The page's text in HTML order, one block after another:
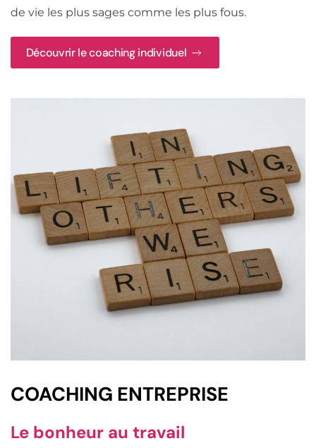
de vie les plus sages comme les plus fous.
Découvrir le coaching individuel
COACHING ENTREPRISE
Le bonheur au travail